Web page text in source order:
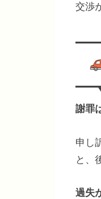
交渉
謝罪
申し
と、
過失